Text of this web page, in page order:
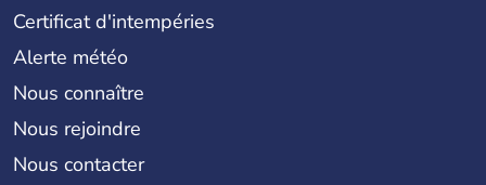
Certificat d'intempéries
Alerte météo
Nous connaître
Nous rejoindre
Nous contacter